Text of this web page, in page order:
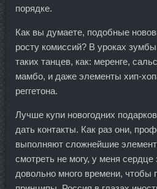
порядке.
Как вы думаете, подобные
росту комиссий? В уроках
таких танцев, как: меренге,
мамбо, и даже элементы хип-
реггетона.
Лучше купи новогодних
дать контакты. Как раз они,
выполняют сложнейшие
смотреть не могу, у меня
довольно много времени, чтобы